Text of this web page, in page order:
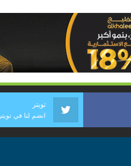
تويتر
انضم لنا في تويتر